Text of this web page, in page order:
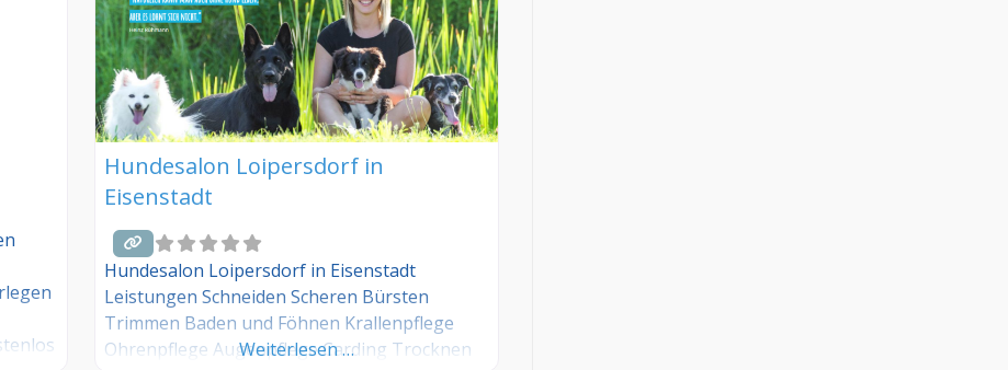
Hundesalon Loipersdorf in
Eisenstadt
Hundesalon Loipersdorf in Eisenstadt
Leistungen Schneiden Scheren Bürsten
Trimmen Baden und Föhnen Krallenpflege
Ohrenpflege Augenpflege Carding Trocknen
Weiterlesen …